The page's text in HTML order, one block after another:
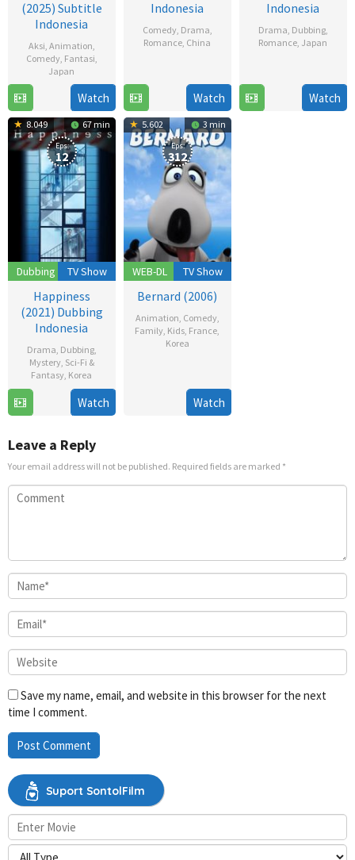
(2025) Subtitle
Indonesia
Aksi, Animation,
Comedy, Fantasi,
Japan
Jul
2025
Watch
Indonesia
Comedy, Drama,
Romance, China
Dec
2022Watch
Indonesia
Drama, Dubbing,
Romance, Japan
Nov
2022Watch
8.049 67 min
Dubbing
Eps:
12
TV Show
Happiness
(2021) Dubbing
Indonesia
Drama, Dubbing,
Mystery, Sci-Fi &
Fantasy, Korea
Nov
Han
Sang-
Watch
5.602 3 min
WEB-DL
Eps:
312
TV Show
Bernard (2006)
Animation, Comedy,
Family, Kids, France,
Korea
Dec
2006Watch
Leave a Reply
Your email address will not be published. Required fields are marked *
Save my name, email, and website in this browser for the next
time I comment.
Suport SontolFilm